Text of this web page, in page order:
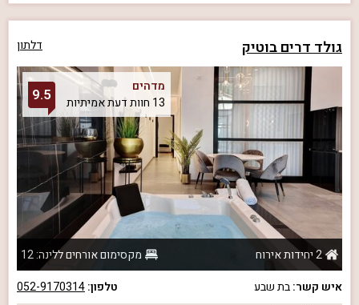
גולד דרים בוטיק דלתון
מדהים
13 חוות דעת אמיתיות
9.5
2 יחידות אירוח
מקסימום אורחים ללינה: 12
איש קשר:בת שבע טלפון:052-9170314